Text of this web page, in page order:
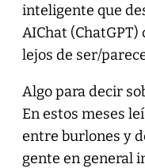
inteligente que
AIChat
lejos de ser/
Algo para decir
En estos meses
entre burlones y
gente en general